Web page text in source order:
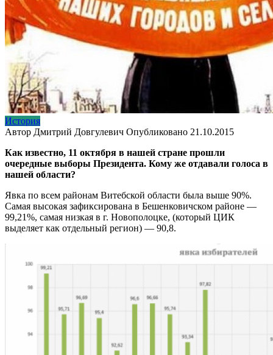
История
Автор Дмитрий Довгулевич Опубликовано 21.10.2015
Как известно, 11 октября в нашей стране прошли
очередные выборы Президента. Кому же отдавали голоса в
нашей области?
Явка по всем районам Витебской области была выше 90%.
Самая высокая зафиксирована в Бешенковичском районе —
99,21%, самая низкая в г. Новополоцке, (который ЦИК
выделяет как отдельный регион) — 90,8.